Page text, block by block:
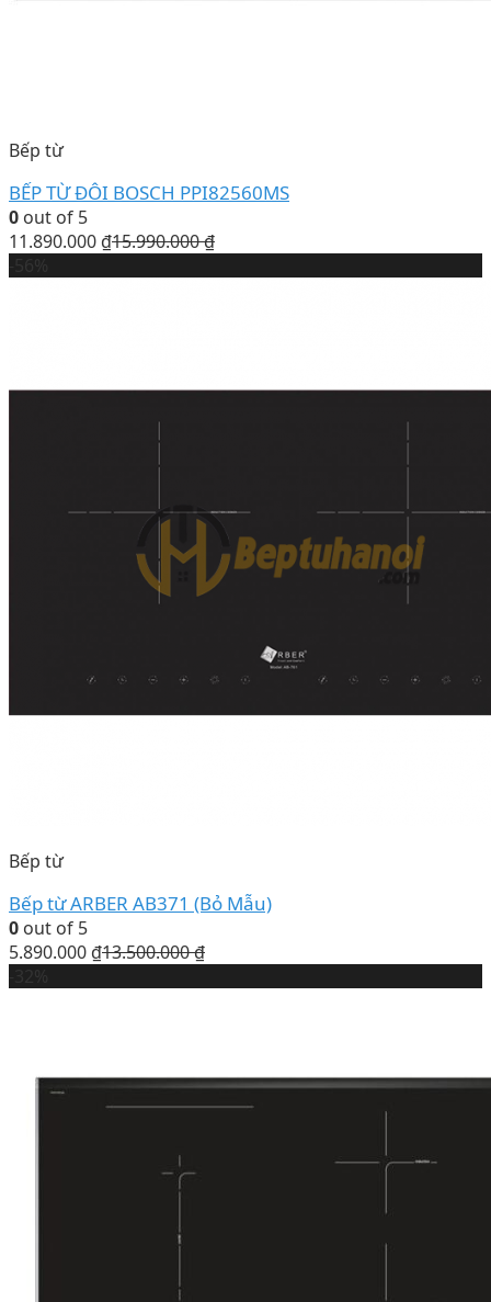
Bếp từ
BẾP TỪ ĐÔI BOSCH PPI82560MS
0 out of 5
11.890.000 ₫15.990.000₫
Bếp từ
Bếp từ ARBER AB371 (Bỏ Mẫu)
0 out of 5
5.890.000 ₫13.500.000₫